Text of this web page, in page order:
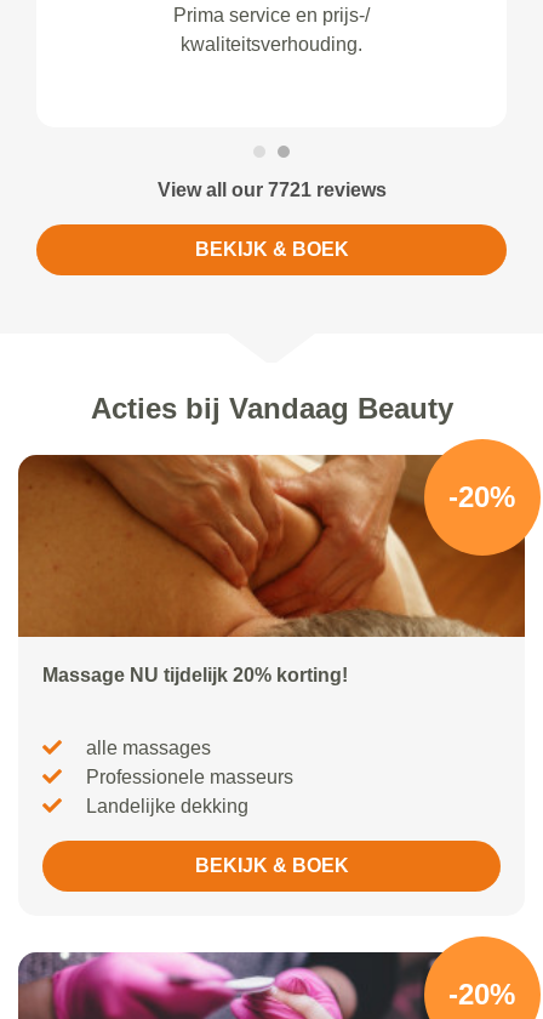
Prima service en prijs-/
kwaliteitsverhouding.
View all our 7721 reviews
BEKIJK & BOEK
Acties bij Vandaag Beauty
-20%
Massage NU tijdelijk 20% korting!
alle massages
Professionele masseurs
Landelijke dekking
BEKIJK & BOEK
-20%